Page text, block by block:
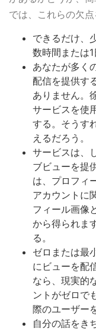
では、これらの欠
できるだけ、
数時間または1
あなたが多く
配信を提供す
ありません。
サービスを使
する。そうす
えるだろう。
サービスは、
ブビューを提
は、プロフィ
アカウントに
フィール画像
から得られま
る。
ゼロまたは最
にビューを配
なら、現実的
ントがゼロで
際のユーザー
自分の話をき